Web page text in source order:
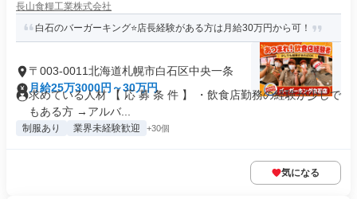
長山食糧工業株式会社
白石のバーガーキング⭐店長経験がある方は月給30万円から可！
〒003-0011北海道札幌市白石区中央一条
月給25万3000円～30万円
求めている人材 【 応 募 条 件 】 ・飲食店勤務の経験が少しで
もある方 →アルバ...
制服あり 業界未経験歓迎 +30個
気になる